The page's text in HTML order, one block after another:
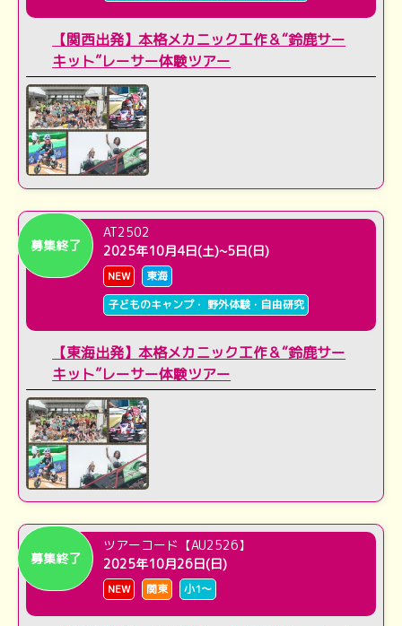
【関西出発】本格メカニック工作＆“鈴鹿サー
キット”レーサー体験ツアー
募集終了
AT2502
2025年10月4日(土)~5日(日)
NEW
東海
子どものキャンプ・ 野外体験・自由研究
【東海出発】本格メカニック工作＆“鈴鹿サー
キット”レーサー体験ツアー
募集終了
ツアーコード【AU2526】
2025年10月26日(日)
NEW 関東 小1～